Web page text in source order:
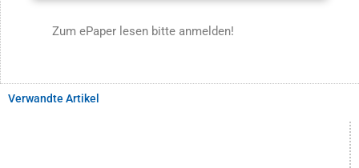
Zum ePaper lesen bitte anmelden!
Verwandte Artikel